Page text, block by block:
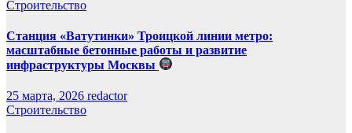
Строительство
Станция «Ватутинки» Троицкой линии метро:
масштабные бетонные работы и развитие
инфраструктуры Москвы
25 марта, 2026 redactor
Строительство